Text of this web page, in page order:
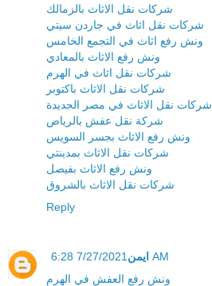
شركات نقل الاثاث بالزمالك
شركات نقل اثاث في جاردن سيتي
ونش رفع اثاث في التجمع الخامس
ونش رفع الاثاث بالمعادي
شركات نقل اثاث في الهرم
شركات نقل الاثاث باكتوبر
شركات نقل الاثاث في مصر الجديدة
شركة نقل عفش بالرياض
ونش رفع الاثاث بجسر السويس
شركات نقل الاثاث بمدينتي
ونش رفع الاثاث بفيصل
شركات نقل الاثاث بالشروق
Reply
ايمن 7/27/2021 6:28 AM
ونش رفع العفش في الهرم